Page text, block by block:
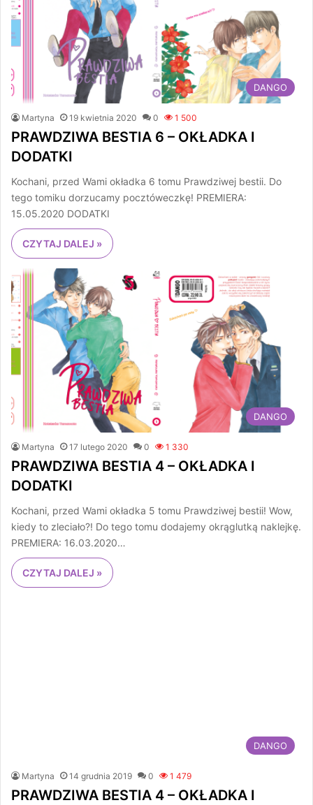
DANGO
Martyna 19 kwietnia 2020 0 1 500
PRAWDZIWA BESTIA 6 – OKŁADKA I
DODATKI
Kochani, przed Wami okładka 6 tomu Prawdziwej bestii. Do
tego tomiku dorzucamy pocztóweczkę! PREMIERA:
15.05.2020 DODATKI
CZYTAJ DALEJ »
DANGO
Martyna 17 lutego 2020 0 1 330
PRAWDZIWA BESTIA 4 – OKŁADKA I
DODATKI
Kochani, przed Wami okładka 5 tomu Prawdziwej bestii! Wow,
kiedy to zleciało?! Do tego tomu dodajemy okrąglutką naklejkę.
PREMIERA: 16.03.2020…
CZYTAJ DALEJ »
DANGO
Martyna 14 grudnia 2019 0 1 479
PRAWDZIWA BESTIA 4 – OKŁADKA I